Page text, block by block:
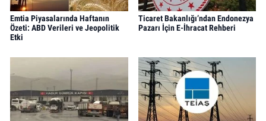
Emtia Piyasalarında Haftanın
Özeti: ABD Verileri ve Jeopolitik
Etki
Ticaret Bakanlığı’ndan Endonezya
Pazarı İçin E-İhracat Rehberi